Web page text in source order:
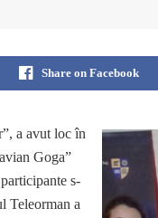
Share on Facebook
a avut loc în
Goga”
s-
Teleorman a